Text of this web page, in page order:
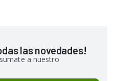
las novedades!
a nuestro